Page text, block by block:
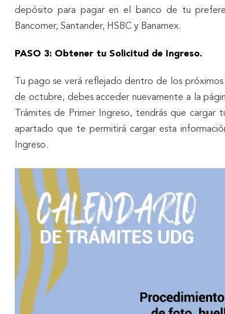
depósito para pagar en el banco de tu
Bancomer, Santander, HSBC y Banamex.
PASO 3: Obtener tu Solicitud de Ingreso.
Tu pago se verá reflejado dentro de los
de octubre, debes acceder nuevamente a la
Trámites de Primer Ingreso, tendrás que
apartado que te permitirá cargar esta
Ingreso.